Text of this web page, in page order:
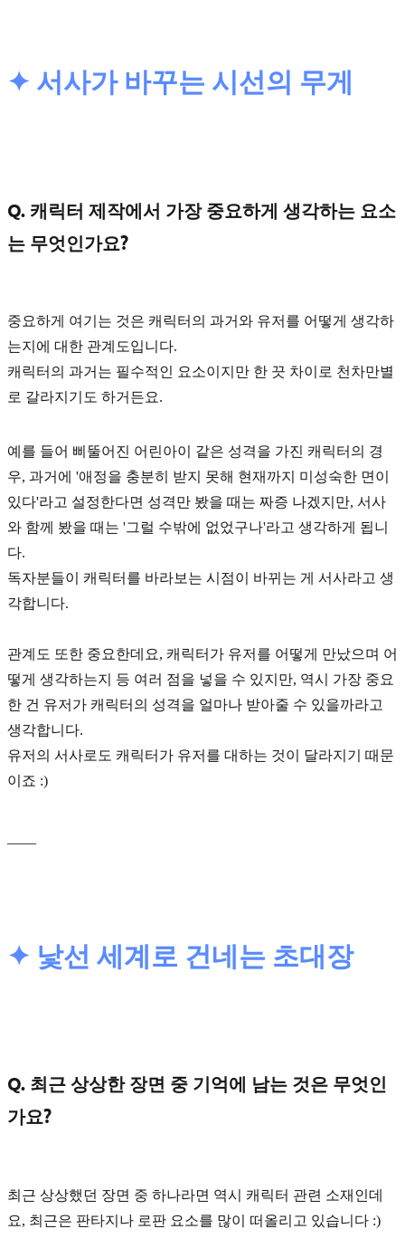
✦ 서사가 바꾸는 시선의 무게
Q. 캐릭터 제작에서 가장 중요하게 생각하는 요소
는 무엇인가요?
중요하게 여기는 것은 캐릭터의 과거와 유저를 어떻게 생각하
는지에 대한 관계도입니다.
캐릭터의 과거는 필수적인 요소이지만 한 끗 차이로 천차만별
로 갈라지기도 하거든요.
예를 들어 삐뚤어진 어린아이 같은 성격을 가진 캐릭터의 경
우, 과거에 '애정을 충분히 받지 못해 현재까지 미성숙한 면이
있다'라고 설정한다면 성격만 봤을 때는 짜증 나겠지만, 서사
와 함께 봤을 때는 '그럴 수밖에 없었구나'라고 생각하게 됩니
다.
독자분들이 캐릭터를 바라보는 시점이 바뀌는 게 서사라고 생
각합니다.
관계도 또한 중요한데요, 캐릭터가 유저를 어떻게 만났으며 어
떻게 생각하는지 등 여러 점을 넣을 수 있지만, 역시 가장 중요
한 건 유저가 캐릭터의 성격을 얼마나 받아줄 수 있을까라고
생각합니다.
유저의 서사로도 캐릭터가 유저를 대하는 것이 달라지기 때문
이죠 :)
✦ 낯선 세계로 건네는 초대장
Q. 최근 상상한 장면 중 기억에 남는 것은 무엇인
가요?
최근 상상했던 장면 중 하나라면 역시 캐릭터 관련 소재인데
요, 최근은 판타지나 로판 요소를 많이 떠올리고 있습니다 :)